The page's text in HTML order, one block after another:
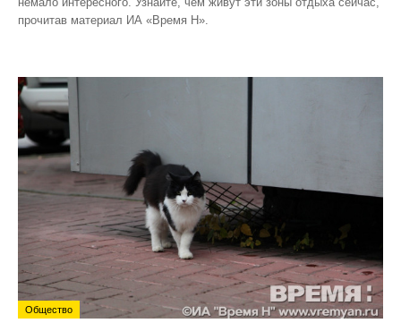
прочитав материал ИА «Время Н».
Общество